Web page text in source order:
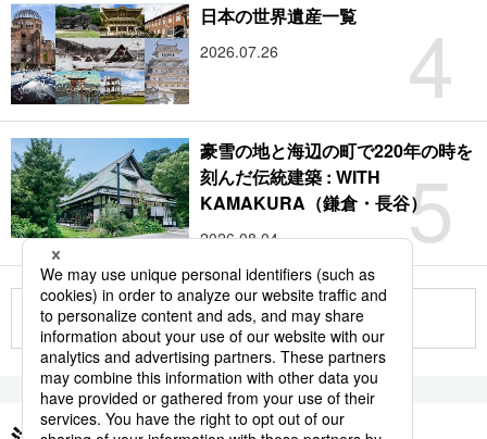
4
日本の世界遺産一覧
2026.07.26
5
豪雪の地と海辺の町で220年の時を
刻んだ伝統建築 : WITH
KAMAKURA（鎌倉・長谷）
2026.08.04
もっと見る